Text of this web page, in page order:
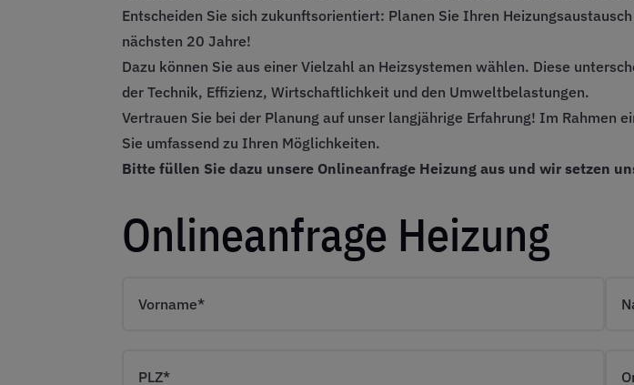
Entscheiden Sie sich zukunftsorientiert: Planen Sie Ihren
nächsten 20 Jahre!
Dazu können Sie aus einer Vielzahl an Heizsystemen wählen. Diese
der Technik, Effizienz, Wirtschaftlichkeit und den Umweltbelastungen.
Vertrauen Sie bei der Planung auf unser langjährige Erfahrung! Im Rahmen
Sie umfassend zu Ihren Möglichkeiten.
Bitte füllen Sie dazu unsere Onlineanfrage Heizung aus und wir setzen
Onlineanfrage Heizung